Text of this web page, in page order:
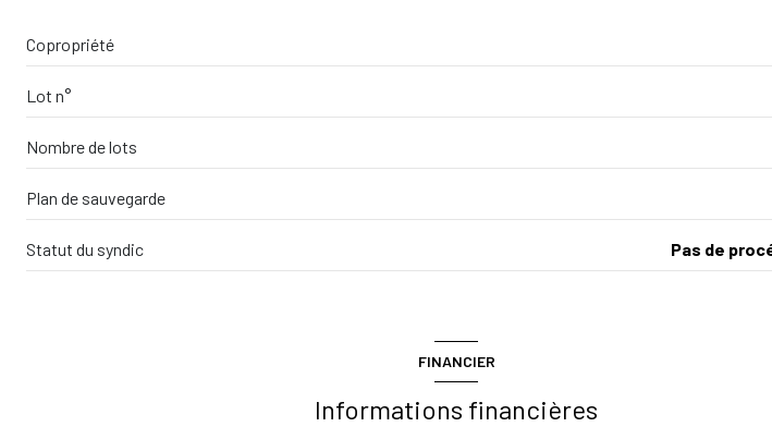
Copropriété
Lot n°
Nombre de lots
Plan de sauvegarde
Statut du syndic Pas de
FINANCIER
Informations financières